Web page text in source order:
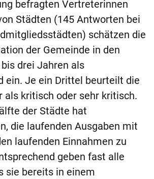
befragten Vertreterinnen
Städten (145 Antworten bei
schätzen die
der Gemeinde in den
drei Jahren als
ein. Je ein Drittel beurteilt die
als kritisch oder sehr kritisch.
der Städte hat
die laufenden Ausgaben mit
laufenden Einnahmen zu
geben fast alle
sie bereits in einem